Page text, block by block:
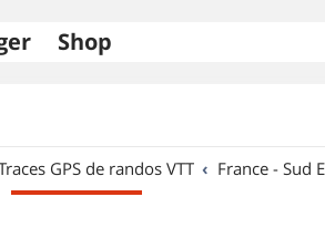
Shop
GPS de randos VTT France - Sud